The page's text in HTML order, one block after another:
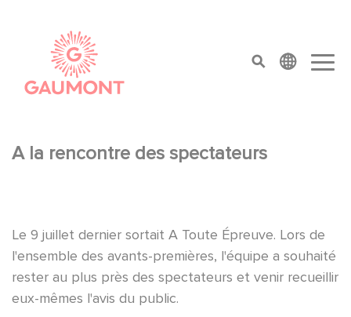
top menu
A la rencontre des spectateurs
Le 9 juillet dernier sortait A Toute Épreuve. Lors de
l'ensemble des avants-premières, l'équipe a souhaité
rester au plus près des spectateurs et venir recueillir
eux-mêmes l'avis du public.